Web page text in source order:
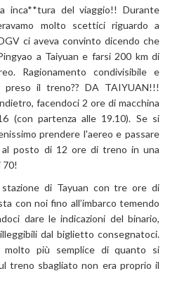
inca**tura del viaggio!! Durante
molto scettici riguardo a
ci aveva convinto dicendo che
a Taiyuan e farsi 200 km di
Ragionamento condivisibile e
preso il treno?? DA TAIYUAN!!!
facendoci 2 ore di macchina
(con partenza alle 19.10). Se si
prendere l'aereo e passare
posto di 12 ore di treno in una
70!
stazione di Tayuan con tre ore di
con noi fino all’imbarco temendo
dare le indicazioni del binario,
dal biglietto consegnatoci.
più semplice di quanto si
treno sbagliato non era proprio il